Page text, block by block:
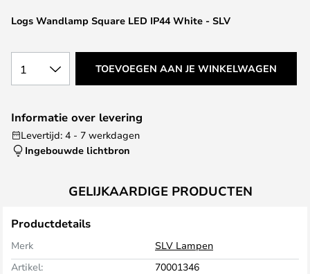
gallerij
Logs Wandlamp Square LED IP44 White - SLV
1 TOEVOEGEN AAN JE WINKELWAGEN
Informatie over levering
Levertijd: 4 - 7 werkdagen
Ingebouwde lichtbron
GELIJKAARDIGE PRODUCTEN
Productdetails
Merk
SLV Lampen
Artikel:
70001346